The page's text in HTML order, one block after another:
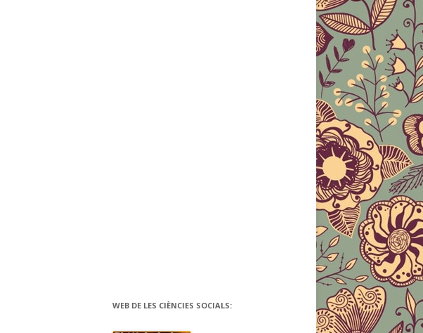
WEB DE LES CIÈNCIES SOCIALS: